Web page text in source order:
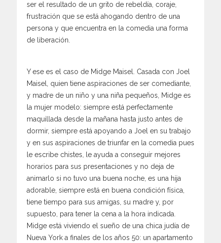
ser el resultado de un grito de rebeldía, coraje,
frustración que se está ahogando dentro de una
persona y que encuentra en la comedia una forma
de liberación.
Y ese es el caso de Midge Maisel. Casada con Joel
Maisel, quien tiene aspiraciones de ser comediante,
y madre de un niño y una niña pequeños, Midge es
la mujer modelo: siempre está perfectamente
maquillada desde la mañana hasta justo antes de
dormir, siempre está apoyando a Joel en su trabajo
y en sus aspiraciones de triunfar en la comedia pues
le escribe chistes, le ayuda a conseguir mejores
horarios para sus presentaciones y no deja de
animarlo si no tuvo una buena noche, es una hija
adorable, siempre está en buena condición física,
tiene tiempo para sus amigas, su madre y, por
supuesto, para tener la cena a la hora indicada.
Midge está viviendo el sueño de una chica judía de
Nueva York a finales de los años 50: un apartamento